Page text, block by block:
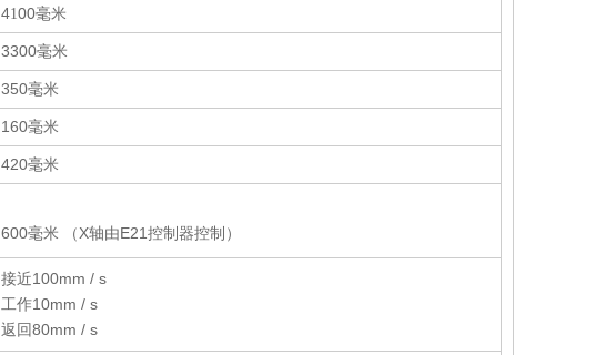
4100毫米
3300毫米
350毫米
160毫米
420毫米
600毫米 （X轴由E21控制器控制）
接近100mm / s
工作10mm / s
返回80mm / s